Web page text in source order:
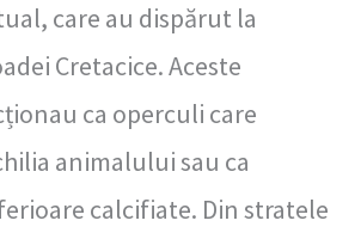
care au dispărut la
Cretacice. Aceste
ca operculi care
animalului sau ca
calcifiate. Din stratele